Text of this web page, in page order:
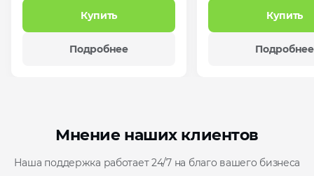
Купить
Подробнее
Купить
Подробнее
Мнение наших клиентов
Наша поддержка работает 24/7 на благо вашего бизнеса